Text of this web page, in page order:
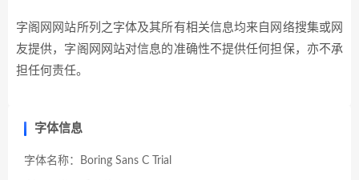
字阁网网站所列之字体及其所有相关信息均来自网络搜集或网
友提供，字阁网网站对信息的准确性不提供任何担保，亦不承
担任何责任。
字体信息
字体名称：Boring Sans C Trial